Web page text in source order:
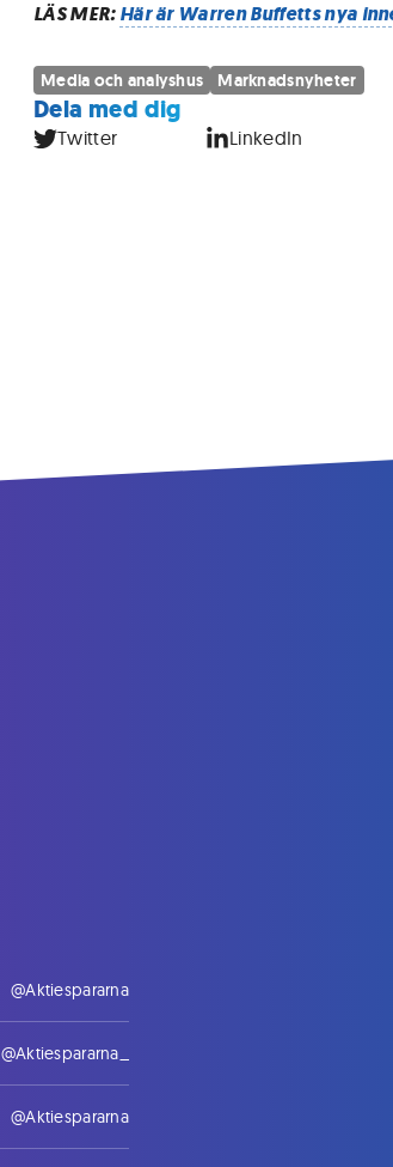
LÄS MER:Här är Warren Buffetts nya
Media och analyshus Marknadsnyheter
Dela med dig
Twitter LinkedIn
@Aktiespararna
@Aktiespararna_
@Aktiespararna